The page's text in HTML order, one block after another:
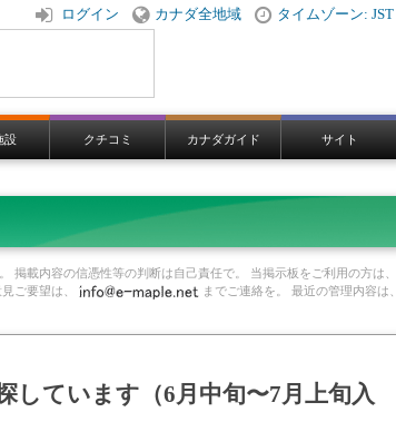
ログイン カナダ全地域 タイムゾーン: JST
設 クチコミ カナダガイド サイト
載内容の信憑性等の判断は自己責任で。 当掲示板をご利用の方は、
ご要望は、
までご連絡を。 最近の管理内容は、
しています（6月中旬〜7月上旬入